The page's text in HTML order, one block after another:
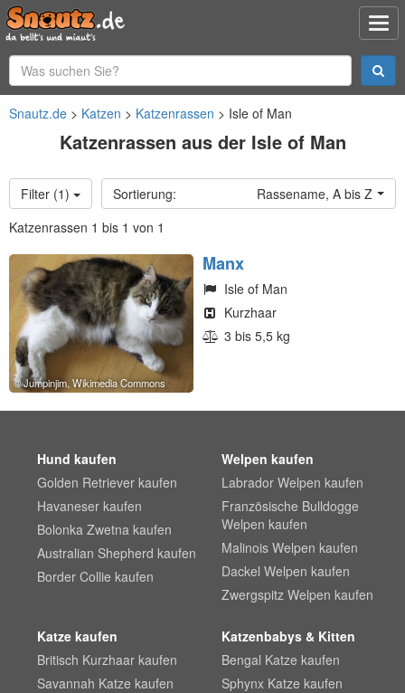
Snautz.de Katzen Katzenrassen Isle of Man
Katzenrassen aus der Isle of Man
Filter (1)
Rassename, A bis Z
Katzenrassen 1 bis 1 von 1
Jumpinjim, Wikimedia Commons
Manx
Isle of Man
Kurzhaar
3 bis 5,5 kg
Hund kaufen
Golden Retriever kaufen
Havaneser kaufen
Bolonka Zwetna kaufen
Australian Shepherd kaufen
Border Collie kaufen
Welpen kaufen
Labrador Welpen kaufen
Französische Bulldogge
Welpen kaufen
Malinois Welpen kaufen
Dackel Welpen kaufen
Zwergspitz Welpen kaufen
Katze kaufen
Britisch Kurzhaar kaufen
Savannah Katze kaufen
Katzenbabys & Kitten
Bengal Katze kaufen
Sphynx Katze kaufen